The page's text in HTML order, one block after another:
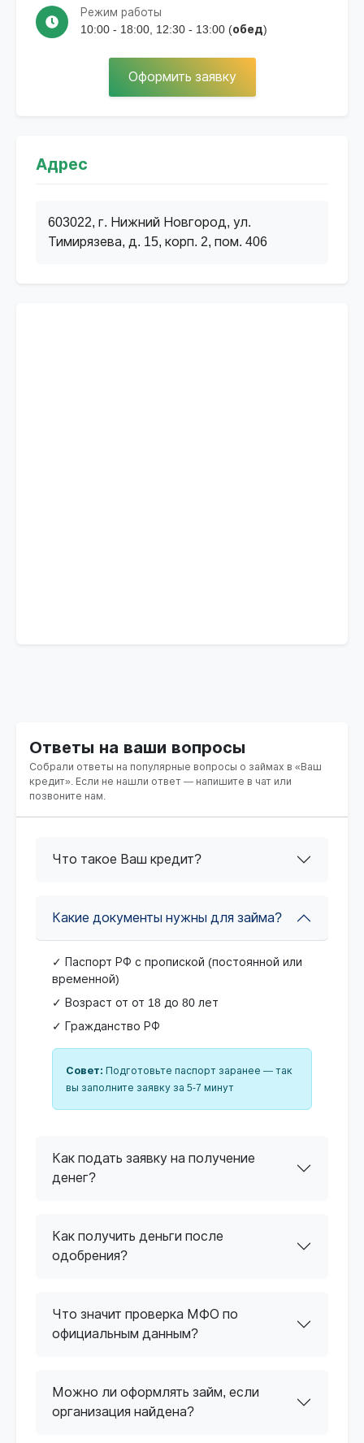
Режим работы
10:00 - 18:00, 12:30 - 13:00 (обед)
Оформить заявку
Адрес
603022, г. Нижний Новгород, ул.
Тимирязева, д. 15, корп. 2, пом. 406
Ответы на ваши вопросы
Собрали ответы на популярные вопросы о займах в «Ваш
кредит». Если не нашли ответ — напишите в чат или
позвоните нам.
Что такое Ваш кредит?
Какие документы нужны для займа?
✓ Паспорт РФ с пропиской (постоянной или
временной)
✓ Возраст от от 18 до 80 лет
✓ Гражданство РФ
Совет: Подготовьте паспорт заранее — так
вы заполните заявку за 5-7 минут
Как подать заявку на получение
денег?
Как получить деньги после
одобрения?
Что значит проверка МФО по
официальным данным?
Можно ли оформлять займ, если
организация найдена?